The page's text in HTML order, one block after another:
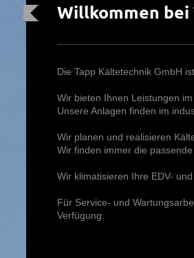
Willkommen bei
Die Tapp Kältetechnik GmbH
Wir bieten Ihnen Leistungen
Unsere Anlagen finden im
Wir planen und realisieren
Wir finden immer die
Wir klimatisieren Ihre EDV-
Für Service- und
Verfügung.